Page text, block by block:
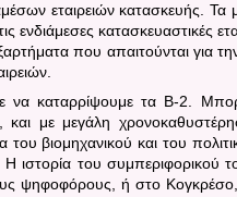
εταιρειών κατασκευής.
ενδιάμεσες κατασκευαστικές
που απαιτούνται για
να καταρρίψουμε τα B-2. M
και με μεγάλη
του βιομηχανικού και του
ιστορία του συμπεριφορικού
ψηφοφόρους, ή στο